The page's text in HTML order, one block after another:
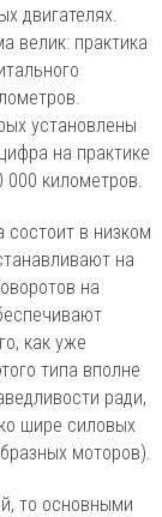
двигателях.
велик: практика
установлены
на практике
километров.
состоит в низком
на
на
как уже
типа вполне
ради,
шире силовых
моторов).
то основными